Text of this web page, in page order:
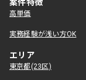
案件特徴
高単価
実務経験が浅い方OK
エリア
東京都(23区)